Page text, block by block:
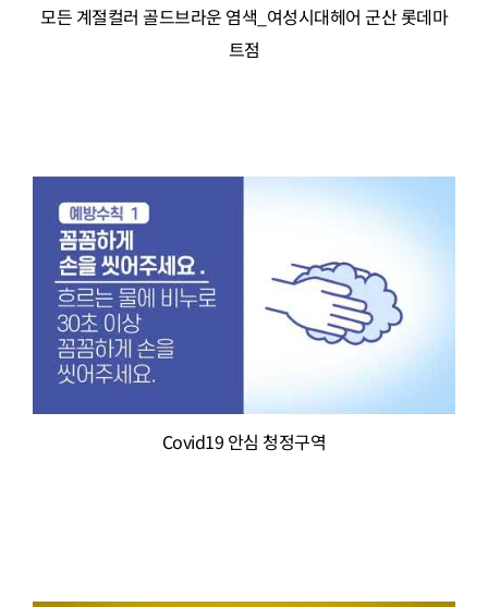
모든 계절컬러 골드브라운 염색_여성시대헤어 군산 롯데마
트점
Covid19 안심 청정구역